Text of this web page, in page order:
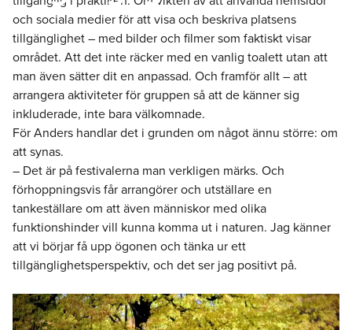
och sociala medier för att visa och beskriva platsens
tillgänglighet – med bilder och filmer som faktiskt visar
området. Att det inte räcker med en vanlig toalett utan att
man även sätter dit en anpassad. Och framför allt – att
arrangera aktiviteter för gruppen så att de känner sig
inkluderade, inte bara välkomnade.
För Anders handlar det i grunden om något ännu större: om
att synas.
– Det är på festivalerna man verkligen märks. Och
förhoppningsvis får arrangörer och utställare en
tankeställare om att även människor med olika
funktionshinder vill kunna komma ut i naturen. Jag känner
att vi börjar få upp ögonen och tänka ur ett
tillgänglighetsperspektiv, och det ser jag positivt på.